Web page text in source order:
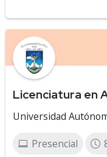
Licenciatura en
Universidad
Presencial